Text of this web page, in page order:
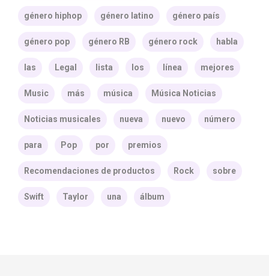
género hiphop género latino género país
género pop género RB género rock habla
las Legal lista los línea mejores
Music más música Música Noticias
Noticias musicales nueva nuevo número
para Pop por premios
Recomendaciones de productos Rock sobre
Swift Taylor una álbum